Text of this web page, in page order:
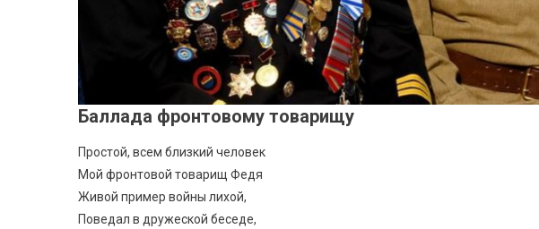
Баллада фронтовому товарищу
Простой, всем близкий человек
Мой фронтовой товарищ Федя
Живой пример войны лихой,
Поведал в дружеской беседе,